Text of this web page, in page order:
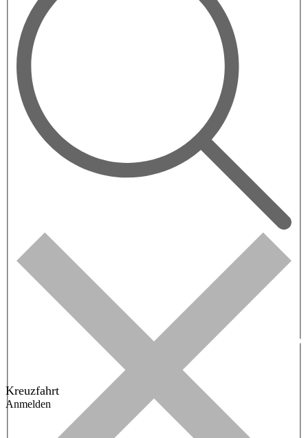
Kreuzfahrt
Anmelden